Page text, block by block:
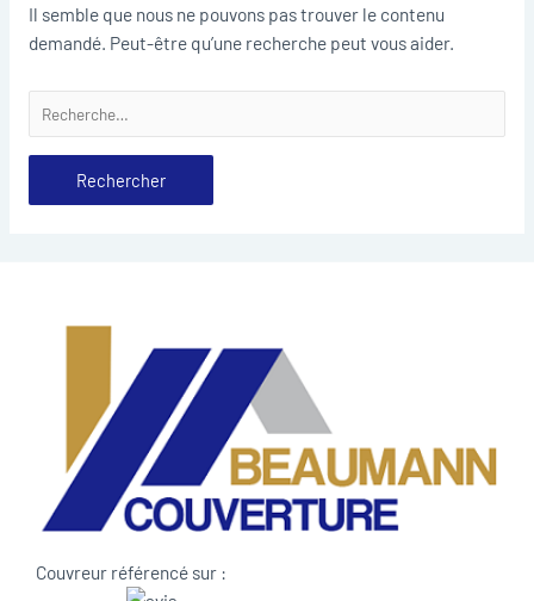
Il semble que nous ne pouvons pas trouver le contenu
demandé. Peut-être qu’une recherche peut vous aider.
Couvreur référencé sur :